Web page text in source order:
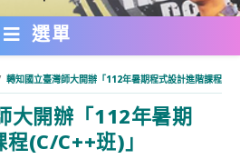
選單
轉知國立臺灣師大開辦「112年暑期程式設計進階課程(C/
大開辦「112年暑期
(C/C++班)」